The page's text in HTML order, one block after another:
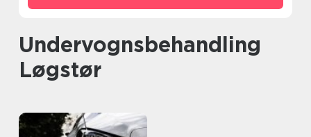
undervognsbehandling
Løgstør